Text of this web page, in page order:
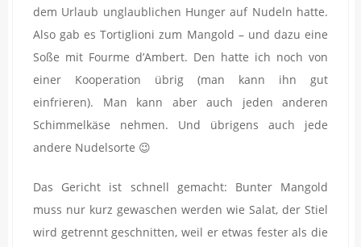
dem Urlaub unglaublichen Hunger auf Nudeln hatte.
Also gab es Tortiglioni zum Mangold – und dazu eine
Soße mit Fourme d’Ambert. Den hatte ich noch von
einer Kooperation übrig (man kann ihn gut
einfrieren). Man kann aber auch jeden anderen
Schimmelkäse nehmen. Und übrigens auch jede
andere Nudelsorte 😉
Das Gericht ist schnell gemacht: Bunter Mangold
muss nur kurz gewaschen werden wie Salat, der Stiel
wird getrennt geschnitten, weil er etwas fester als die